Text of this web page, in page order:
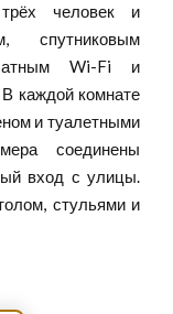
человек и
спутниковым
Wi-Fi и
каждой комнате
и туалетными
соединены
вход с улицы.
стульями и